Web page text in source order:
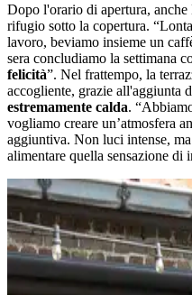
Dopo l'orario di apertura,
rifugio sotto la copertura.
lavoro, beviamo insieme un
sera concludiamo la settimana
felicità”. Nel frattempo, la
accogliente, grazie all'aggiunta
estremamente calda.
vogliamo creare un’atmosfera
aggiuntiva. Non luci intense,
alimentare quella sensazione di